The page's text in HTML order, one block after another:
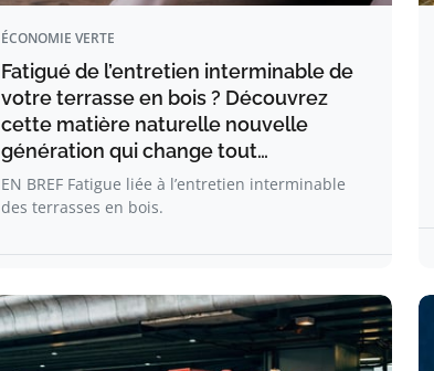
ÉCONOMIE VERTE
Fatigué de l’entretien interminable de
votre terrasse en bois ? Découvrez
cette matière naturelle nouvelle
génération qui change tout…
EN BREF Fatigue liée à l’entretien interminable
des terrasses en bois.